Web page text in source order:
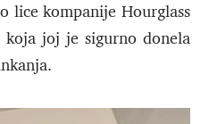
lice kompanije Hourglass
koja joj je sigurno donela